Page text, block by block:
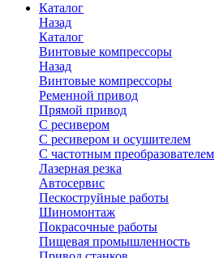
Каталог
Назад
Каталог
Винтовые компрессоры
Назад
Винтовые компрессоры
Ременной привод
Прямой привод
С ресивером
С ресивером и осушителем
С частотным преобразователем
Лазерная резка
Автосервис
Пескоструйные работы
Шиномонтаж
Покрасочные работы
Пищевая промышленность